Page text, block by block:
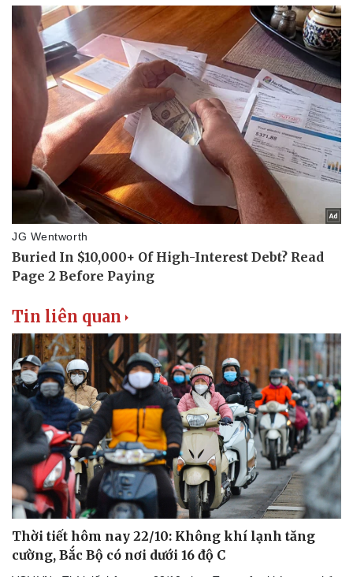
Tin liên quan
Thời tiết hôm nay 22/10: Không khí lạnh tăng
cường, Bắc Bộ có nơi dưới 16 độ C